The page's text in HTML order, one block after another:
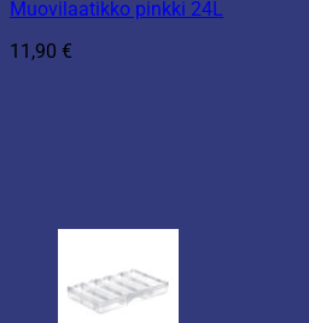
Muovilaatikko pinkki 24L
11,90 €